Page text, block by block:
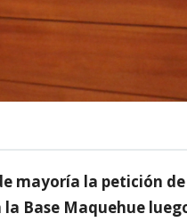
mayoría la petición
Base Maquehue